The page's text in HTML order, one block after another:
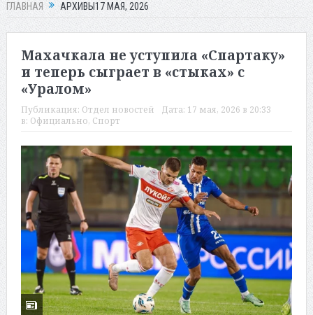
ГЛАВНАЯ АРХИВЫ17 МАЯ, 2026
Махачкала не уступила «Спартаку»
и теперь сыграет в «стыках» с
«Уралом»
Публикация: Отдел новостей Дата: 17 мая, 2026 в 20:33
в: Официально, Спорт